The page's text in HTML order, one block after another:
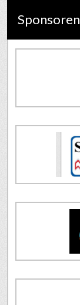
Sponsoren